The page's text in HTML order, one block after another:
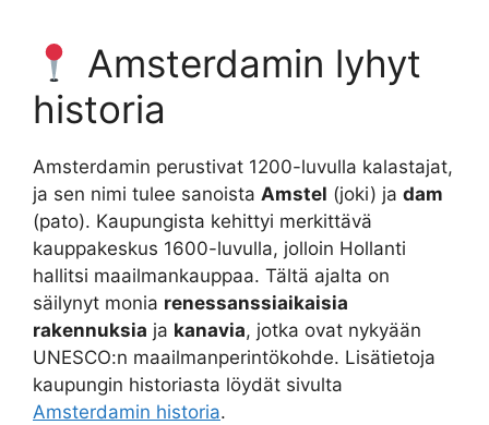
Amsterdamin lyhyt
historia
Amsterdamin perustivat 1200-luvulla kalastajat,
ja sen nimi tulee sanoista Amstel (joki) ja dam
(pato). Kaupungista kehittyi merkittävä
kauppakeskus 1600-luvulla, jolloin Hollanti
hallitsi maailmankauppaa. Tältä ajalta on
säilynyt monia renessanssiaikaisia
rakennuksia ja kanavia, jotka ovat nykyään
UNESCO:n maailmanperintökohde. Lisätietoja
kaupungin historiasta löydät sivulta
Amsterdamin historia.